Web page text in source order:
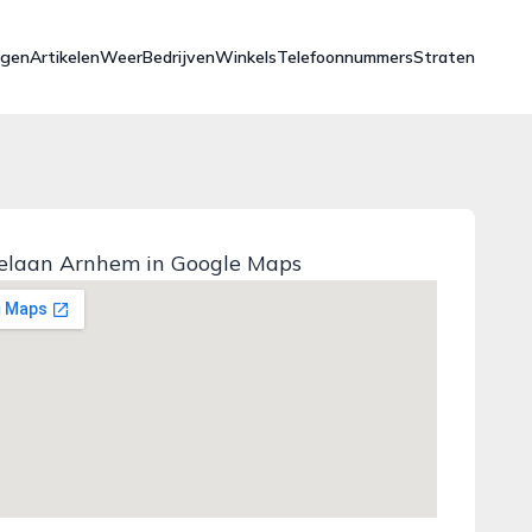
ArtikelenWeerBedrijvenWinkelsTelefoonnummersStraten
Arnhem in Google Maps